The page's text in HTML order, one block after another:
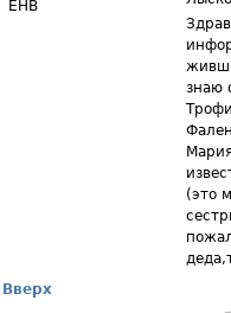
ЕНВ
знаю
(это
Вверх